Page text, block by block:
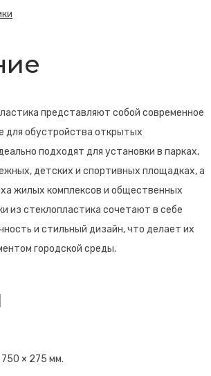
представляют собой современное
для обустройства открытых
подходят для установки в парках,
детских и спортивных площадках, а
жилых комплексов и общественных
из стеклопластика сочетают в себе
и стильный дизайн, что делает их
городской среды.
750 × 275 мм.